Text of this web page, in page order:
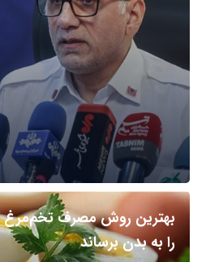
بهترین روش مصرف تخم‌مرغ
را به بدن برساند